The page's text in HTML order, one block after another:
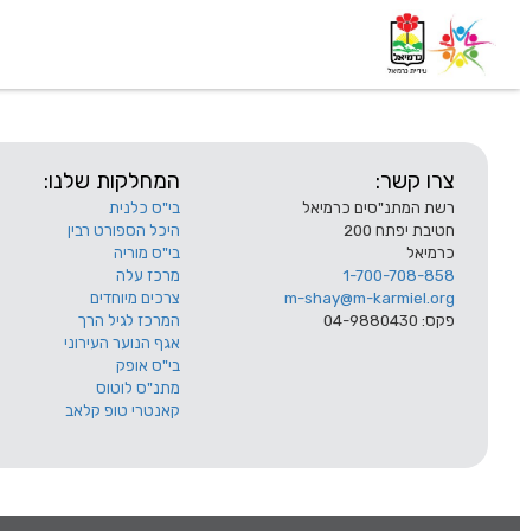
צרו קשר:
רשת המתנ"סים כרמיאל
חטיבת יפתח 200
כרמיאל
1-700-708-858
m-shay@m-karmiel.org
פקס: 04-9880430
המחלקות שלנו:
בי"ס כלנית
היכל הספורט רבין
בי"ס מוריה
מרכז עלה
צרכים מיוחדים
המרכז לגיל הרך
אגף הנוער העירוני
בי"ס אופק
מתנ"ס לוטוס
קאנטרי טופ קלאב